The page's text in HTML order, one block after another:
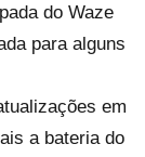
do Waze
para alguns
em
a bateria do